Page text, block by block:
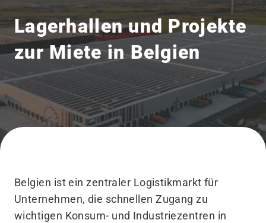
Lagerhallen und Projekte
zur Miete in Belgien
Belgien ist ein zentraler Logistikmarkt für
Unternehmen, die schnellen Zugang zu
wichtigen Konsum- und Industriezentren in